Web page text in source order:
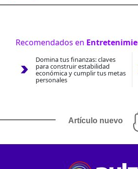
Recomendados en
Domina tus finanzas: claves
para construir estabilidad
económica y cumplir tus metas
personales
Artículo nuevo